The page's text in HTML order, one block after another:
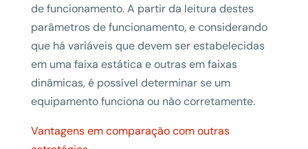
de funcionamento. A partir da leitura destes
parâmetros de funcionamento, e considerando
que há variáveis que devem ser estabelecidas
em uma faixa estática e outras em faixas
dinâmicas, é possível determinar se um
equipamento funciona ou não corretamente.
Vantagens em comparação com outras